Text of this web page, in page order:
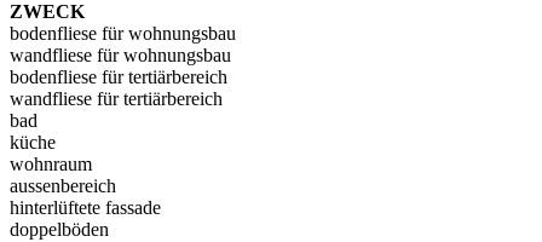
ZWECK
bodenfliese für wohnungsbau
wandfliese für wohnungsbau
bodenfliese für tertiärbereich
wandfliese für tertiärbereich
bad
küche
wohnraum
aussenbereich
hinterlüftete fassade
doppelböden